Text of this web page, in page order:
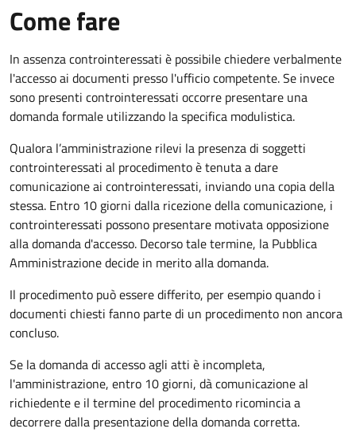
Come fare
In assenza controinteressati è possibile chiedere verbalmente
l'accesso ai documenti presso l'ufficio competente. Se invece
sono presenti controinteressati occorre presentare una
domanda formale utilizzando la specifica modulistica.
Qualora l’amministrazione rilevi la presenza di soggetti
controinteressati al procedimento è tenuta a dare
comunicazione ai controinteressati, inviando una copia della
stessa. Entro 10 giorni dalla ricezione della comunicazione, i
controinteressati possono presentare motivata opposizione
alla domanda d'accesso. Decorso tale termine, la Pubblica
Amministrazione decide in merito alla domanda.
Il procedimento può essere differito, per esempio quando i
documenti chiesti fanno parte di un procedimento non ancora
concluso.
Se la domanda di accesso agli atti è incompleta,
l'amministrazione, entro 10 giorni, dà comunicazione al
richiedente e il termine del procedimento ricomincia a
decorrere dalla presentazione della domanda corretta.